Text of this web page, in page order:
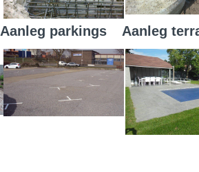
Aanleg parkings Aanleg